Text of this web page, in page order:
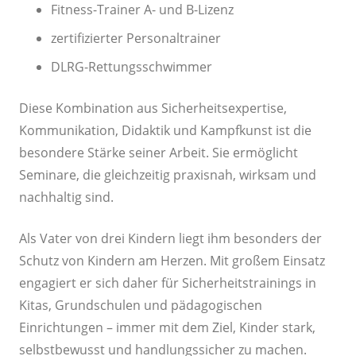
Fitness-Trainer A- und B-Lizenz
zertifizierter Personaltrainer
DLRG-Rettungsschwimmer
Diese Kombination aus Sicherheitsexpertise,
Kommunikation, Didaktik und Kampfkunst ist die
besondere Stärke seiner Arbeit. Sie ermöglicht
Seminare, die gleichzeitig praxisnah, wirksam und
nachhaltig sind.
Als Vater von drei Kindern liegt ihm besonders der
Schutz von Kindern am Herzen. Mit großem Einsatz
engagiert er sich daher für Sicherheitstrainings in
Kitas, Grundschulen und pädagogischen
Einrichtungen – immer mit dem Ziel, Kinder stark,
selbstbewusst und handlungssicher zu machen.